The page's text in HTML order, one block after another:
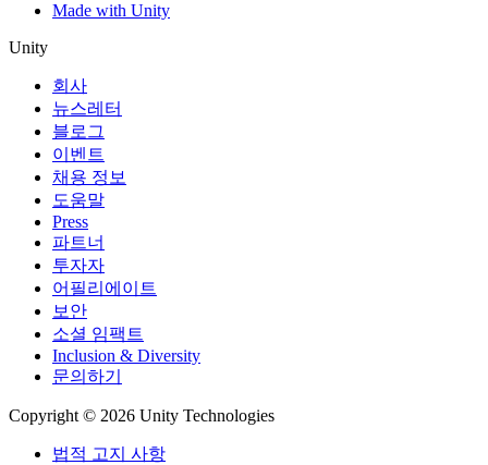
Made with Unity
Unity
회사
뉴스레터
블로그
이벤트
채용 정보
도움말
Press
파트너
투자자
어필리에이트
보안
소셜 임팩트
Inclusion & Diversity
문의하기
Copyright © 2026 Unity Technologies
법적 고지 사항